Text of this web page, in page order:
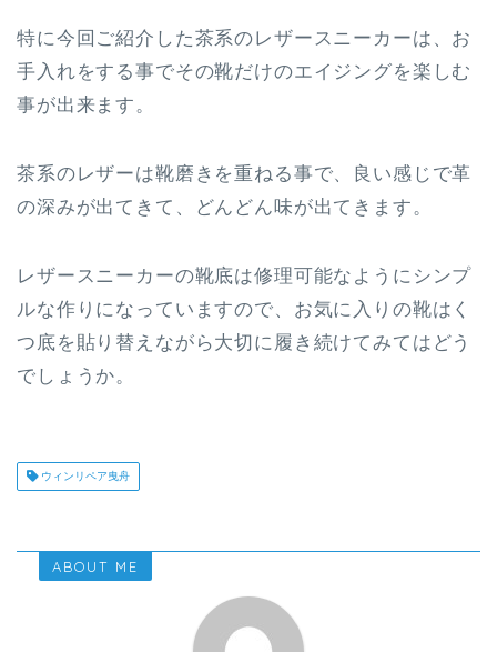
特に今回ご紹介した茶系のレザースニーカーは、お
手入れをする事でその靴だけのエイジングを楽しむ
事が出来ます。
茶系のレザーは靴磨きを重ねる事で、良い感じで革
の深みが出てきて、どんどん味が出てきます。
レザースニーカーの靴底は修理可能なようにシンプ
ルな作りになっていますので、お気に入りの靴はく
つ底を貼り替えながら大切に履き続けてみてはどう
でしょうか。
ウィンリペア曳舟
ABOUT ME